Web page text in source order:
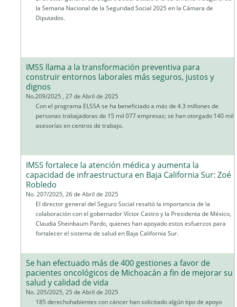
la Semana Nacional de la Seguridad Social 2025 en la Cámara de
Diputados.
IMSS llama a la transformación preventiva para
construir entornos laborales más seguros, justos y
dignos
No.209/2025 , 27 de Abril de 2025
Con el programa ELSSA se ha beneficiado a más de 4.3 millones de
personas trabajadoras de 15 mil 077 empresas; se han otorgado 140 mil
asesorías en centros de trabajo.
IMSS fortalece la atención médica y aumenta la
capacidad de infraestructura en Baja California Sur: Zoé
Robledo
No. 207/2025, 26 de Abril de 2025
El director general del Seguro Social resaltó la importancia de la
colaboración con el gobernador Víctor Castro y la Presidenta de México,
Claudia Sheinbaum Pardo, quienes han apoyado estos esfuerzos para
fortalecer el sistema de salud en Baja California Sur.
Se han efectuado más de 400 gestiones a favor de
pacientes oncológicos de Michoacán a fin de mejorar su
salud y calidad de vida
No. 205/2025, 25 de Abril de 2025
185 derechohabientes con cáncer han solicitado algún tipo de apoyo